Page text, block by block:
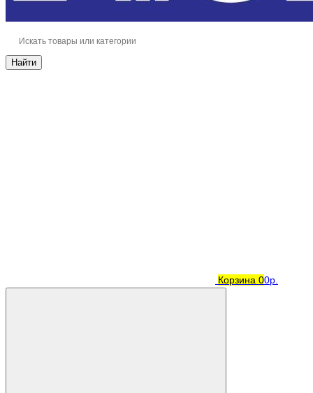
Найти
Корзина 00р.